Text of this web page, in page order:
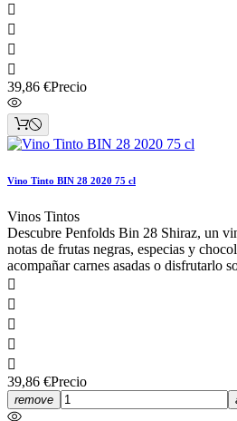




39,86 €Precio
Vino Tinto BIN 28 2020 75 cl
Vinos Tintos
Descubre Penfolds Bin 28 Shiraz, un
notas de frutas negras, especias y
acompañar carnes asadas o disfrutarlo





39,86 €Precio
remove